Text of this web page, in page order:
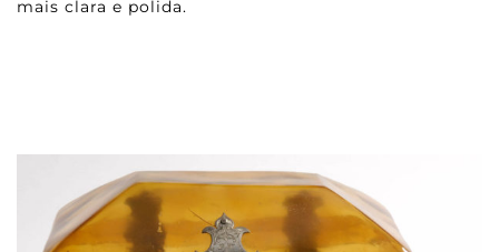
mais clara e polida.